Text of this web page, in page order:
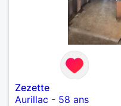
Zezette
Aurillac - 58 ans